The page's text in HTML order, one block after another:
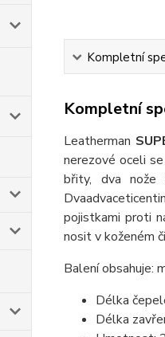
Kompletní
Kompletní
Leatherman
nerezové oceli
břity, dva nože
pojistkami proti
nosit v koženém
Balení obsahuje:
Délka
Délka